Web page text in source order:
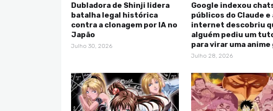
Dubladora de Shinji lidera
batalha legal histórica
contra a clonagem por IA no
Japão
Julho 30, 2026
Google indexou
públicos do Claude e
internet descobriu
alguém pediu um
para virar uma anime
Julho 28, 2026